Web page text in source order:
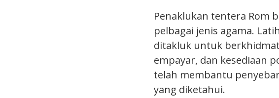
Penaklukan tentera Rom
pelbagai jenis agama.
ditakluk untuk
empayar, dan kesediaan
telah membantu
yang diketahui.